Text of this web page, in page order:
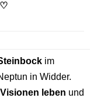
♡
im
in Widder.
Visionen leben und